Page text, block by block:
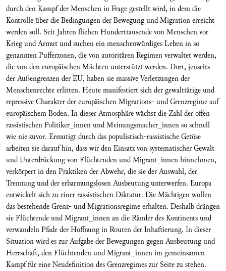
durch den Kampf der Menschen in Frage gestellt wird, in dem die
Kontrolle über die Bedingungen der Bewegung und Migration erreicht
werden soll. Seit Jahren fliehen Hunderttausende von Menschen vor
Krieg und Armut und suchen ein menschenwürdiges Leben in so
genannten Pufferzonen, die von autoritären Regimen verwaltet werden,
die von den europäischen Mächten unterstützt werden. Dort, jenseits
der Außengrenzen der EU, haben sie massive Verletzungen der
Menschenrechte erlitten. Heute manifestiert sich der gewalttätige und
repressive Charakter der europäischen Migrations- und Grenzregime auf
europäischem Boden. In dieser Atmosphäre wächst die Zahl der offen
rassistischen Politiker_innen und Meinungsmacher_innen so schnell
wie nie zuvor. Ermutigt durch das populistisch-rassistische Getöse
arbeiten sie darauf hin, dass wir den Einsatz von systematischer Gewalt
und Unterdrückung von Flüchtenden und Migrant_innen hinnehmen,
verkörpert in den Praktiken der Abwehr, die sie der Auswahl, der
Trennung und der erbarmungslosen Ausbeutung unterwerfen. Europa
entwickelt sich zu einer rassistischen Diktatur. Die Mächtigen wollen
das bestehende Grenz- und Migrationsregime erhalten. Deshalb drängen
sie Flüchtende und Migrant_innen an die Ränder des Kontinents und
verwandeln Pfade der Hoffnung in Routen der Inhaftierung. In dieser
Situation wird es zur Aufgabe der Bewegungen gegen Ausbeutung und
Herrschaft, den Flüchtenden und Migrant_innen im gemeinsamen
Kampf für eine Neudefinition des Grenzregimes zur Seite zu stehen.